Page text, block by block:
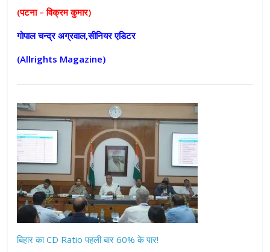
(पटना – विक्रम कुमार)
गोपाल चन्द्र अग्रवाल,सीनियर एडिटर
(Allrights Magazine)
बिहार का CD Ratio पहली बार 60% के पार!